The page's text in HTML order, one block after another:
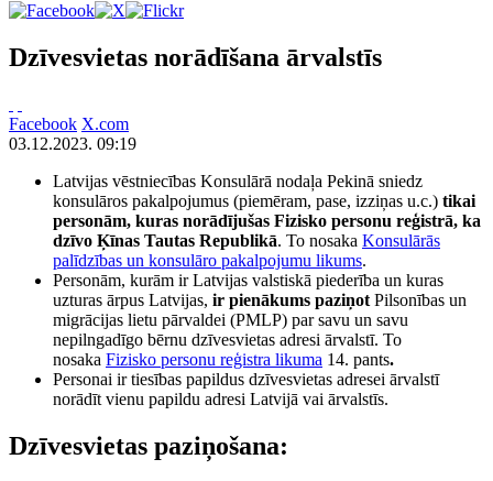
Dzīvesvietas norādīšana ārvalstīs
Facebook X.com
03.12.2023. 09:19
Latvijas vēstniecības Konsulārā nodaļa Pekinā sniedz
konsulāros pakalpojumus (piemēram, pase, izziņas u.c.) tikai
personām, kuras norādījušas Fizisko personu reģistrā, ka
dzīvo Ķīnas Tautas Republikā. To nosaka Konsulārās
palīdzības un konsulāro pakalpojumu likums.
Personām, kurām ir Latvijas valstiskā piederība un kuras
uzturas ārpus Latvijas, ir pienākums paziņot Pilsonības un
migrācijas lietu pārvaldei (PMLP) par savu un savu
nepilngadīgo bērnu dzīvesvietas adresi ārvalstī. To
nosaka Fizisko personu reģistra likuma 14. pants.
Personai ir tiesības papildus dzīvesvietas adresei ārvalstī
norādīt vienu papildu adresi Latvijā vai ārvalstīs.
Dzīvesvietas paziņošana: